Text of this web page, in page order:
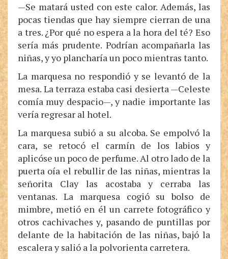
—Se matará usted con este calor. Además, las
pocas tiendas que hay siempre cierran de una
a tres. ¿Por qué no espera a la hora del té? Eso
sería más prudente. Podrían acompañarla las
niñas, y yo plancharía un poco mientras tanto.
La marquesa no respondió y se levantó de la
mesa. La terraza estaba casi desierta —Celeste
comía muy despacio—, y nadie importante las
vería regresar al hotel.
La marquesa subió a su alcoba. Se empolvó la
cara, se retocó el carmín de los labios y
aplicóse un poco de perfume. Al otro lado de la
puerta oía el rebullir de las niñas, mientras la
señorita Clay las acostaba y cerraba las
ventanas. La marquesa cogió su bolso de
mimbre, metió en él un carrete fotográfico y
otros cachivaches y, pasando de puntillas por
delante de la habitación de las niñas, bajó la
escalera y salió a la polvorienta carretera.